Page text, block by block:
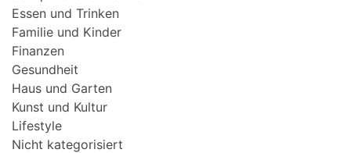
Essen und Trinken
Familie und Kinder
Finanzen
Gesundheit
Haus und Garten
Kunst und Kultur
Lifestyle
Nicht kategorisiert